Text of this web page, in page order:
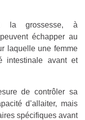
la grossesse, à
échapper au
laquelle une femme
intestinale avant et
de contrôler sa
d’allaiter, mais
spécifiques avant